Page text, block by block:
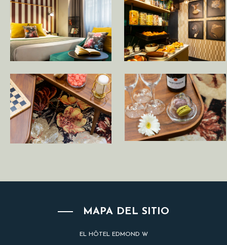
MAPA DEL SITIO
EL HÔTEL EDMOND W